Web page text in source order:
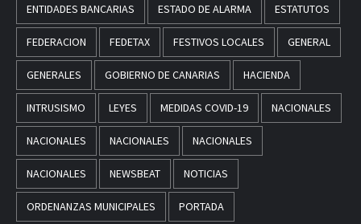
ENTIDADES BANCARIAS ESTADO DE ALARMA ESTATUTOS
FEDERACION FEDETAX FESTIVOS LOCALES GENERAL
GENERALES GOBIERNO DE CANARIAS HACIENDA
INTRUSISMO LEYES MEDIDAS COVID-19 NACIONALES
NACIONALES NACIONALES NACIONALES
NACIONALES NEWSBEAT NOTICIAS
ORDENANZAS MUNICIPALES PORTADA